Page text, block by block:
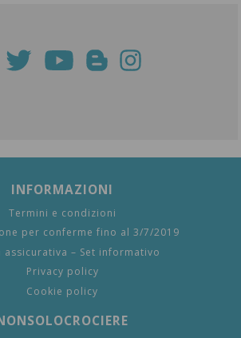
INFORMAZIONI
Termini e condizioni
per conferme fino al 3/7/2019
assicurativa – Set informativo
Privacy policy
Cookie policy